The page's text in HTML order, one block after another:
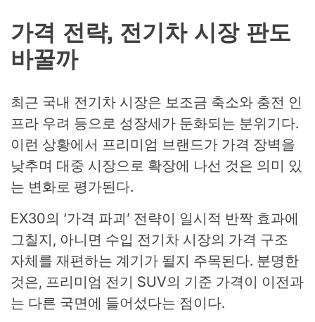
가격 전략, 전기차 시장 판도
바꿀까
최근 국내 전기차 시장은 보조금 축소와 충전 인
프라 우려 등으로 성장세가 둔화되는 분위기다.
이런 상황에서 프리미엄 브랜드가 가격 장벽을
낮추며 대중 시장으로 확장에 나선 것은 의미 있
는 변화로 평가된다.
EX30의 ‘가격 파괴’ 전략이 일시적 반짝 효과에
그칠지, 아니면 수입 전기차 시장의 가격 구조
자체를 재편하는 계기가 될지 주목된다. 분명한
것은, 프리미엄 전기 SUV의 기준 가격이 이전과
는 다른 국면에 들어섰다는 점이다.